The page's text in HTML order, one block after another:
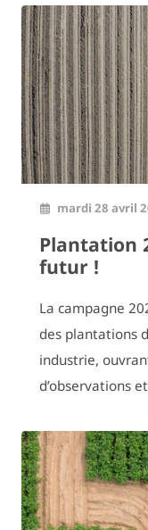
mardi 28 avril
Plantation
futur !
La campagne
des plantations
industrie,
d’observations